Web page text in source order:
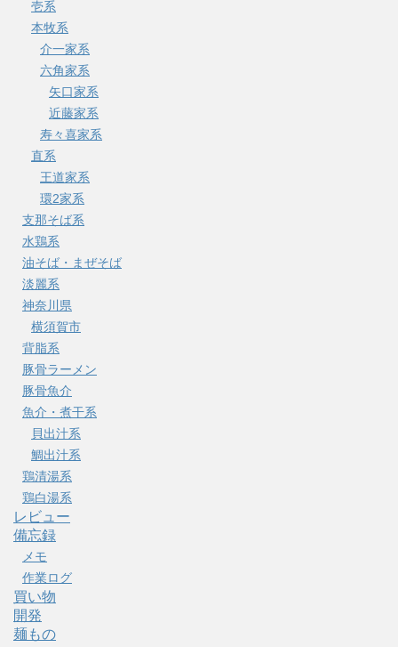
壱系
本牧系
介一家系
六角家系
矢口家系
近藤家系
寿々喜家系
直系
王道家系
環2家系
支那そば系
水鶏系
油そば・まぜそば
淡麗系
神奈川県
横須賀市
背脂系
豚骨ラーメン
豚骨魚介
魚介・煮干系
貝出汁系
鯛出汁系
鶏清湯系
鶏白湯系
レビュー
備忘録
メモ
作業ログ
買い物
開発
麺もの